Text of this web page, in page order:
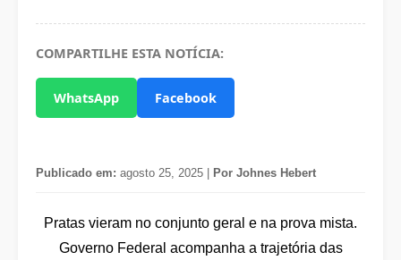
COMPARTILHE ESTA NOTÍCIA:
WhatsApp Facebook
Publicado em: agosto 25, 2025 | Por Johnes Hebert
Pratas vieram no conjunto geral e na prova mista.
Governo Federal acompanha a trajetória das